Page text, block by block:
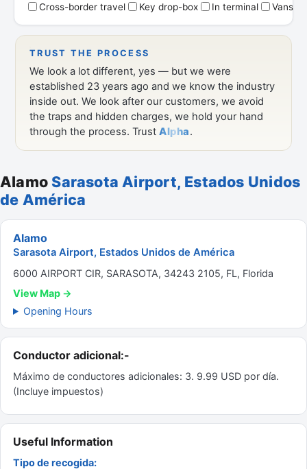
AlamoSarasota Airport, Estados Unidos
de América
Alamo
Sarasota Airport, Estados Unidos de América
6000 AIRPORT CIR, SARASOTA, 34243 2105, FL, Florida
View Map →
Opening Hours
Conductor adicional:-
Máximo de conductores adicionales: 3. 9.99 USD por día.
(Incluye impuestos)
Useful Information
Tipo de recogida: